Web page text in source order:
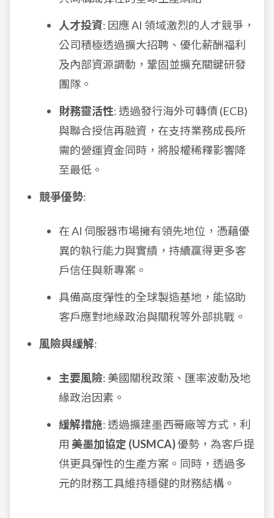
人才投資: 因應 AI 領域激烈的人才競爭，
公司積極透過擴大招聘、優化薪酬福利
及內部資源調動，鞏固並擴充關鍵研發
團隊。
財務靈活性: 透過發行海外可轉債 (ECB)
與聯合授信再融資，在支持業務成長所
需的營運資金同時，將股權稀釋影響降
至最低。
競爭優勢:
在 AI 伺服器市場擁有領先地位，憑藉優
異的執行能力與實績，持續贏得更多客
戶信任與新專案。
具備高度彈性的全球製造基地，能協助
客戶應對地緣政治與關稅等外部挑戰。
風險與緩解:
主要風險: 美國關稅政策、匯率波動及地
緣政治因素。
緩解措施: 透過擴建墨西哥廠等方式，利
用 美墨加協定 (USMCA)優勢，為客戶提
供更具彈性的生產方案。同時，透過多
元的財務工具維持穩健的財務結構。